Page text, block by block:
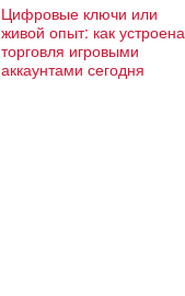
Цифровые ключи или
живой опыт: как устроена
торговля игровыми
аккаунтами сегодня